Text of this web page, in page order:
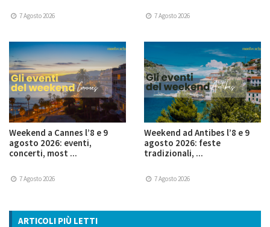
7 Agosto 2026 7 Agosto 2026
Weekend a Cannes l’8 e 9
agosto 2026: eventi,
concerti, most ...
7 Agosto 2026
Weekend ad Antibes l’8 e 9
agosto 2026: feste
tradizionali, ...
7 Agosto 2026
ARTICOLI PIÙ LETTI